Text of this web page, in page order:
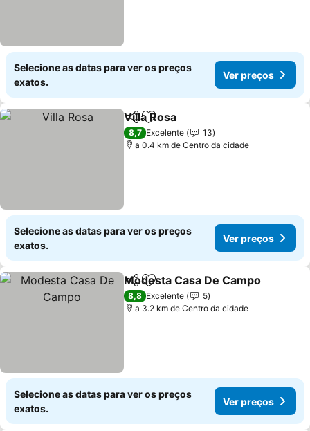
Selecione as datas para ver os preços
exatos.
Ver preços
PartilharAdicionar aos favoritos
Villa Rosa
8,7 Excelente
13
a 0.4 km de Centro da cidade
Selecione as datas para ver os preços
exatos.
Ver preços
PartilharAdicionar aos favoritos
Modesta Casa De Campo
8,8 Excelente
5
a 3.2 km de Centro da cidade
Selecione as datas para ver os preços
exatos.
Ver preços